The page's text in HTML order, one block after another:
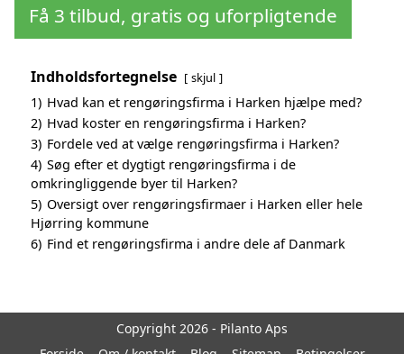
Få 3 tilbud, gratis og uforpligtende
Indholdsfortegnelse skjul
1) Hvad kan et rengøringsfirma i Harken hjælpe med?
2) Hvad koster en rengøringsfirma i Harken?
3) Fordele ved at vælge rengøringsfirma i Harken?
4) Søg efter et dygtigt rengøringsfirma i de
omkringliggende byer til Harken?
5) Oversigt over rengøringsfirmaer i Harken eller hele
Hjørring kommune
6) Find et rengøringsfirma i andre dele af Danmark
Copyright 2026 - Pilanto Aps